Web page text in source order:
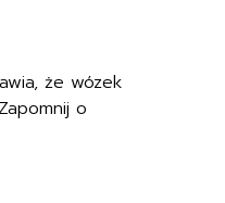
że wózek
o